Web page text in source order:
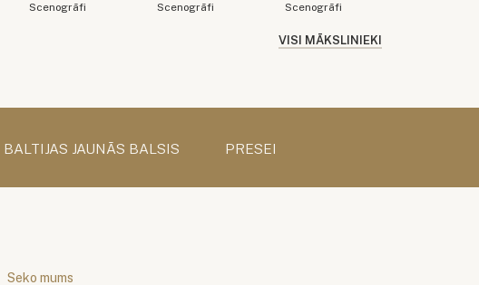
Scenogrāfi Scenogrāfi Scenogrāfi
VISI MĀKSLINIEKI
BALTIJAS JAUNĀS BALSIS PRESEI
Seko mums